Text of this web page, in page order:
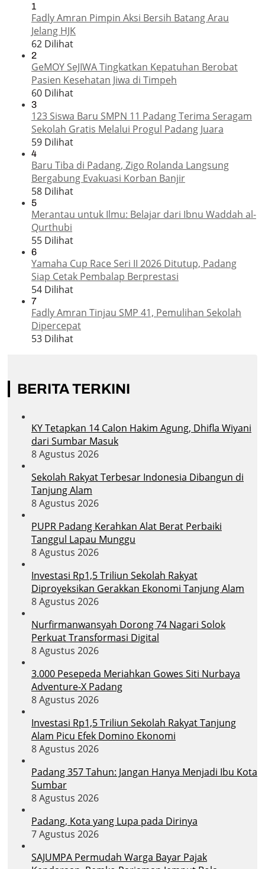
1
Fadly Amran Pimpin Aksi Bersih Batang Arau
Jelang HJK
62 Dilihat
2
GeMOY SeJIWA Tingkatkan Kepatuhan Berobat
Pasien Kesehatan Jiwa di Timpeh
60 Dilihat
3
123 Siswa Baru SMPN 11 Padang Terima Seragam
Sekolah Gratis Melalui Progul Padang Juara
59 Dilihat
4
Baru Tiba di Padang, Zigo Rolanda Langsung
Bergabung Evakuasi Korban Banjir
58 Dilihat
5
Merantau untuk Ilmu: Belajar dari Ibnu Waddah al-
Qurthubi
55 Dilihat
6
Yamaha Cup Race Seri II 2026 Ditutup, Padang
Siap Cetak Pembalap Berprestasi
54 Dilihat
7
Fadly Amran Tinjau SMP 41, Pemulihan Sekolah
Dipercepat
53 Dilihat
BERITA TERKINI
KY Tetapkan 14 Calon Hakim Agung, Dhifla Wiyani
dari Sumbar Masuk
8 Agustus 2026
Sekolah Rakyat Terbesar Indonesia Dibangun di
Tanjung Alam
8 Agustus 2026
PUPR Padang Kerahkan Alat Berat Perbaiki
Tanggul Lapau Munggu
8 Agustus 2026
Investasi Rp1,5 Triliun Sekolah Rakyat
Diproyeksikan Gerakkan Ekonomi Tanjung Alam
8 Agustus 2026
Nurfirmanwansyah Dorong 74 Nagari Solok
Perkuat Transformasi Digital
8 Agustus 2026
3.000 Pesepeda Meriahkan Gowes Siti Nurbaya
Adventure-X Padang
8 Agustus 2026
Investasi Rp1,5 Triliun Sekolah Rakyat Tanjung
Alam Picu Efek Domino Ekonomi
8 Agustus 2026
Padang 357 Tahun: Jangan Hanya Menjadi Ibu Kota
Sumbar
8 Agustus 2026
Padang, Kota yang Lupa pada Dirinya
7 Agustus 2026
SAJUMPA Permudah Warga Bayar Pajak